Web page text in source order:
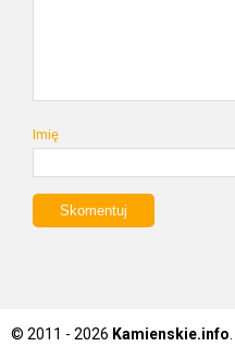
Imię
© 2011 - 2026 Kamienskie.info